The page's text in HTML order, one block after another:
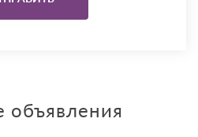
объявления